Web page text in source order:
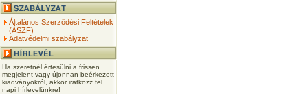
Általános Szerződési Feltételek
(ÁSZF)
Adatvédelmi szabályzat
Ha szeretnél értesülni a frissen
megjelent vagy újonnan beérkezett
kiadványokról, akkor iratkozz fel
napi hírlevelünkre!